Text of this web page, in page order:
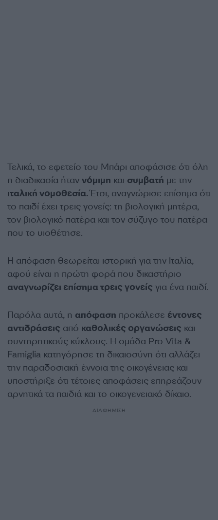
Τελικά, το εφετείο του Μπάρι αποφάσισε ότι όλη
η διαδικασία ήταν νόμιμη και συμβατή με την
ιταλική νομοθεσία.Έτσι, αναγνώρισε επίσημα ότι
το παιδί έχει τρεις γονείς: τη βιολογική μητέρα,
τον βιολογικό πατέρα και τον σύζυγο του πατέρα
που το υιοθέτησε.
Η απόφαση θεωρείται ιστορική για την Ιταλία,
αφού είναι η πρώτη φορά που δικαστήριο
αναγνωρίζει επίσημα τρεις γονείς για ένα παιδί.
Παρόλα αυτά, η απόφαση προκάλεσε έντονες
αντιδράσεις από καθολικές οργανώσεις και
συντηρητικούς κύκλους. Η ομάδα Pro Vita &
Famiglia κατηγόρησε τη δικαιοσύνη ότι αλλάζει
την παραδοσιακή έννοια της οικογένειας και
υποστήριξε ότι τέτοιες αποφάσεις επηρεάζουν
αρνητικά τα παιδιά και το οικογενειακό δίκαιο.
ΔΙΑΦΗΜΙΣΗ